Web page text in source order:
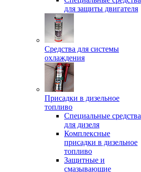
для защиты двигателя
Средства для системы
охлаждения
Присадки в дизельное
топливо
Спeциальные средства
для дизеля
Комплексные
присадки в дизельное
топливо
Защитные и
смазывающие